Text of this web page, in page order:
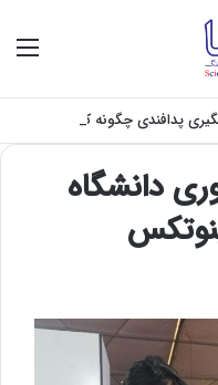
دانشگاه